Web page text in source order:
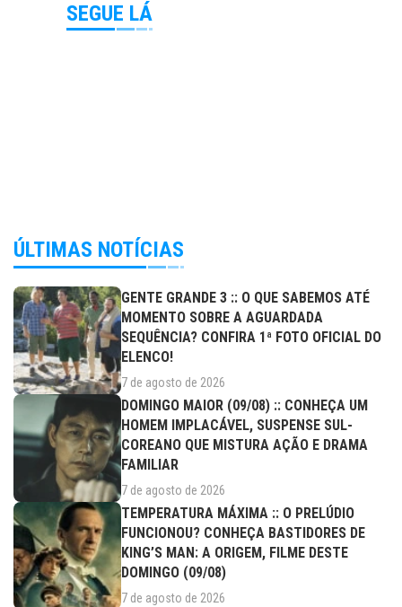
SEGUE LÁ
ÚLTIMAS NOTÍCIAS
GENTE GRANDE 3 :: O QUE SABEMOS ATÉ
MOMENTO SOBRE A AGUARDADA
SEQUÊNCIA? CONFIRA 1ª FOTO OFICIAL DO
ELENCO!
7 de agosto de 2026
DOMINGO MAIOR (09/08) :: CONHEÇA UM
HOMEM IMPLACÁVEL, SUSPENSE SUL-
COREANO QUE MISTURA AÇÃO E DRAMA
FAMILIAR
7 de agosto de 2026
TEMPERATURA MÁXIMA :: O PRELÚDIO
FUNCIONOU? CONHEÇA BASTIDORES DE
KING’S MAN: A ORIGEM, FILME DESTE
DOMINGO (09/08)
7 de agosto de 2026